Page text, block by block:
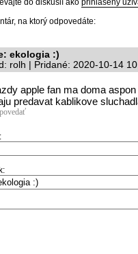
do diskusií ako prihlásený
na ktorý odpovedáte:
ekologia :)
rolh | Pridané: 2020-10-14
apple fan ma doma
predavat kablikove